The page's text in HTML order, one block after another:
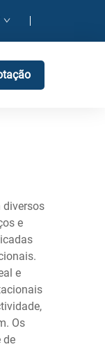
diversos
e
e
Os
de